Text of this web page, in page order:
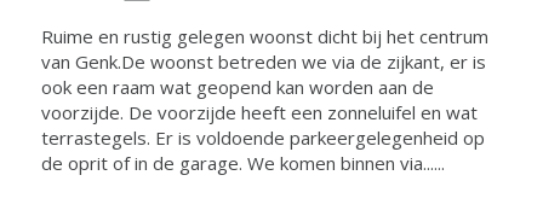
Ruime en rustig gelegen woonst dicht bij het centrum
van Genk.De woonst betreden we via de zijkant, er is
ook een raam wat geopend kan worden aan de
voorzijde. De voorzijde heeft een zonneluifel en wat
terrastegels. Er is voldoende parkeergelegenheid op
de oprit of in de garage. We komen binnen via......